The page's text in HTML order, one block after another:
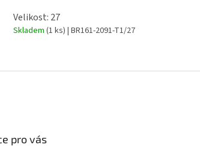
Velikost: 27
Skladem (1 ks) | BR161-2091-T1/27
pro vás